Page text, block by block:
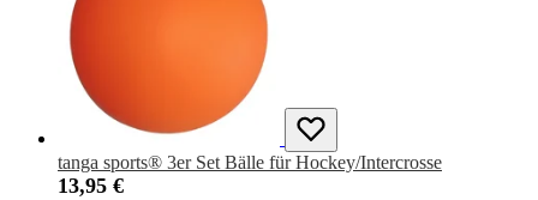
tanga sports® 3er Set Bälle für Hockey/Intercrosse
13,95 €